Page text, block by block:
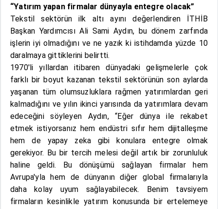
“Yatırım yapan firmalar dünyayla entegre olacak”
Tekstil sektörün ilk altı ayını değerlendiren İTHİB
Başkan Yardımcısı Ali Sami Aydın, bu dönem zarfında
işlerin iyi olmadığını ve ne yazık ki istihdamda yüzde 10
daralmaya gittiklerini belirtti.
1970'li yıllardan itibaren dünyadaki gelişmelerle çok
farklı bir boyut kazanan tekstil sektörünün son aylarda
yaşanan tüm olumsuzluklara rağmen yatırımlardan geri
kalmadığını ve yılın ikinci yarısında da yatırımlara devam
edeceğini söyleyen Aydın, “Eğer dünya ile rekabet
etmek istiyorsanız hem endüstri sıfır hem dijitalleşme
hem de yapay zeka gibi konulara entegre olmak
gerekiyor. Bu bir tercih melesi değil artık bir zorunluluk
haline geldi. Bu dönüşümü sağlayan firmalar hem
Avrupa'yla hem de dünyanın diğer global firmalarıyla
daha kolay uyum sağlayabilecek. Benim tavsiyem
firmaların kesinlikle yatırım konusunda bir ertelemeye